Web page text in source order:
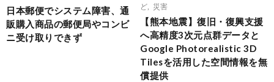
日本郵便でシステム障害、通
販購入商品の郵便局やコンビ
ニ受け取りできず
ど
災害
【熊本地震】復旧・復興支援
へ高精度3次元点群データと
Google Photorealistic 3D
Tilesを活用した空間情報を無
償提供